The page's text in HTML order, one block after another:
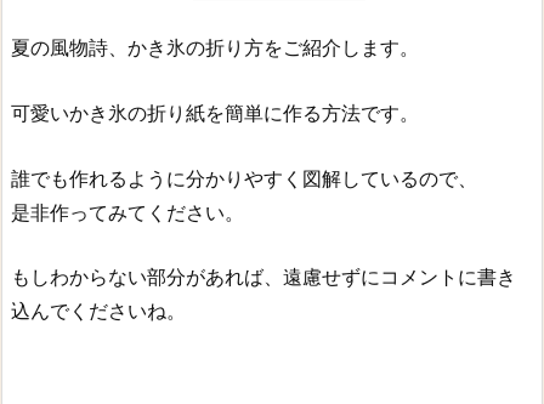
夏の風物詩、かき氷の折り方をご紹介します。
可愛いかき氷の折り紙を簡単に作る方法です。
誰でも作れるように分かりやすく図解しているので、
是非作ってみてください。
もしわからない部分があれば、遠慮せずにコメントに書き
込んでくださいね。